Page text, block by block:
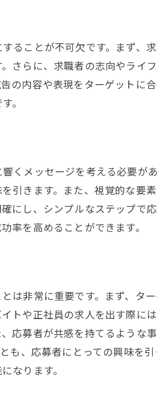
験を向上させる工夫
福利厚生の提案
セスを効率化するテクニック
告でのキャリアアップ訴求
スキル習得機会の提供
を刺激するメッセージング
トに合った媒体選定のポイント
媒体と紙媒体の効果的な使い分
用した求人戦略
型の求人媒体活用法
ることが不可欠です。まず、
さらに、求職者の志向やライ
の内容や表現をターゲットに
。
くメッセージを考える必要が
引きます。また、視覚的な要
にし、シンプルなステップで
率を高めることができます。
は非常に重要です。まず、タ
トや正社員の求人を出す際に
応募者が共感を持てるような
も、応募者にとっての興味を
なります。